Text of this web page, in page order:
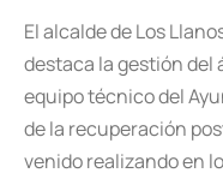
El alcalde de Los
destaca la gestión del
equipo técnico del
de la recuperación
venido realizando en